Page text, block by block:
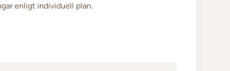
enligt individuell plan.